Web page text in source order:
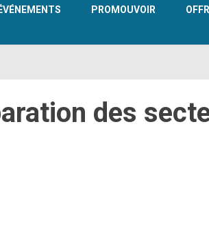
ÉVÉNEMENTS PROMOUVOIR
des